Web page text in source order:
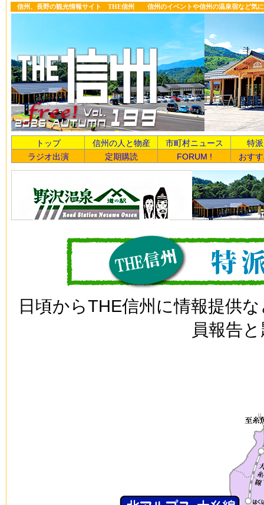
信州、長野の観光情報サイト THE信州 信州のイベントや信州の温泉宿など気に
トップ 信州の人と物産 市町村ニュース
特
ラジオ出演
定期購読 FORUM ! おす
日頃からTHE信州に情報提供
員報告